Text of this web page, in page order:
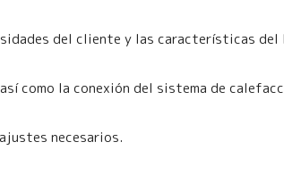
del cliente y las características del
como la conexión del sistema de
necesarios.